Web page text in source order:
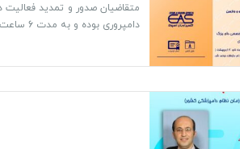
متقاضیان صدور و تمدید فعالیت
دامپروری بوده و به مدت 6 ساعت ارائه می شود.